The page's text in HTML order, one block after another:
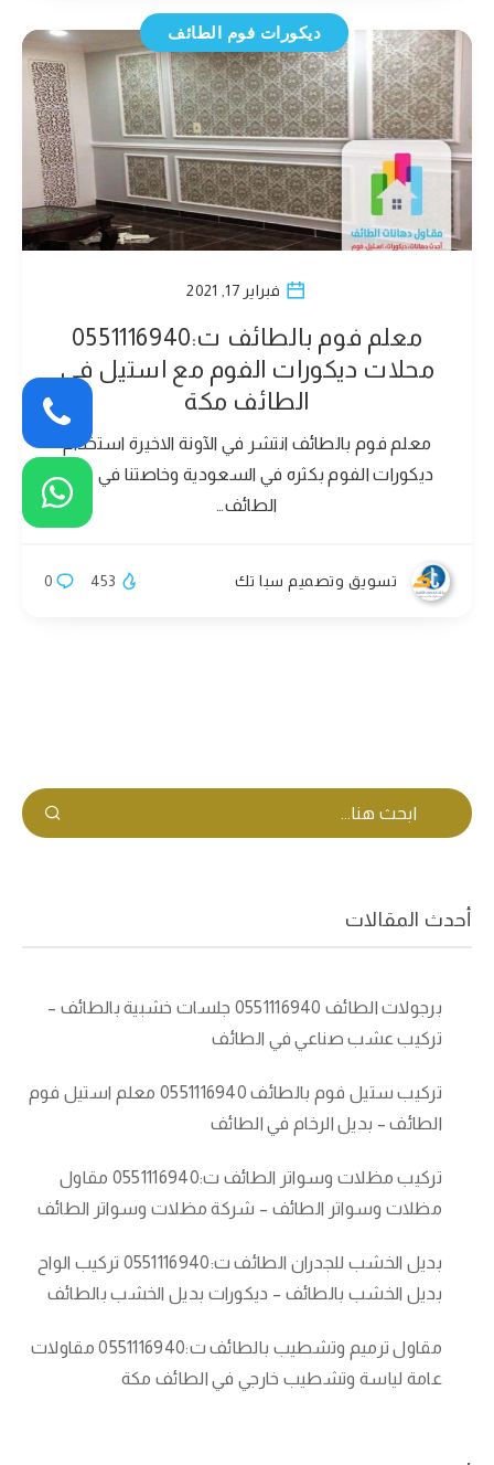
ديكورات فوم الطائف
فبراير 17, 2021
معلم فوم بالطائف ت:0551116940
محلات ديكورات الفوم مع استيل في
الطائف مكة
معلم فوم بالطائف انتشر في الآونة الاخيرة استخدام
ديكورات الفوم بكثره في السعودية وخاصتنا في مدن
الطائف…
تسويق وتصميم سبا تك 0 453
أحدث المقالات
برجولات الطائف 0551116940 جلسات خشبية بالطائف –
تركيب عشب صناعي في الطائف
تركيب ستيل فوم بالطائف 0551116940 معلم استيل فوم
الطائف – بديل الرخام في الطائف
تركيب مظلات وسواتر الطائف ت:0551116940 مقاول
مظلات وسواتر الطائف – شركة مظلات وسواتر الطائف
بديل الخشب للجدران الطائف ت:0551116940 تركيب الواح
بديل الخشب بالطائف – ديكورات بديل الخشب بالطائف
مقاول ترميم وتشطيب بالطائف ت:0551116940 مقاولات
عامة لياسة وتشطيب خارجي في الطائف مكة